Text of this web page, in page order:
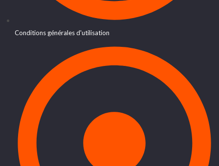
Conditions générales d'utilisation